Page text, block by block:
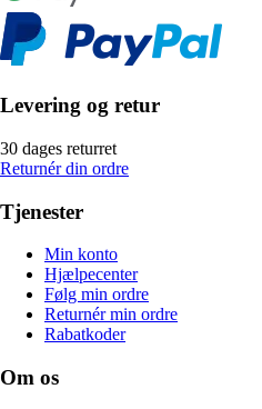
Levering og retur
30 dages returret
Returnér din ordre
Tjenester
Min konto
Hjælpecenter
Følg min ordre
Returnér min ordre
Rabatkoder
Om os